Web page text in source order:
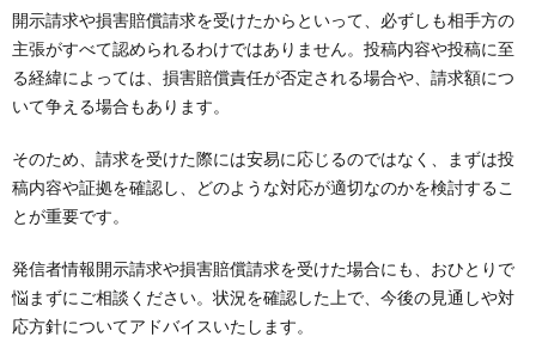
開示請求や損害賠償請求を受けたからといって、必ずしも相手方の
主張がすべて認められるわけではありません。投稿内容や投稿に至
る経緯によっては、損害賠償責任が否定される場合や、請求額につ
いて争える場合もあります。
そのため、請求を受けた際には安易に応じるのではなく、まずは投
稿内容や証拠を確認し、どのような対応が適切なのかを検討するこ
とが重要です。
発信者情報開示請求や損害賠償請求を受けた場合にも、おひとりで
悩まずにご相談ください。状況を確認した上で、今後の見通しや対
応方針についてアドバイスいたします。